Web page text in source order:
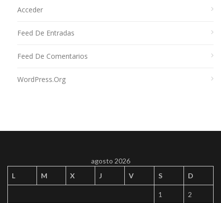
Acceder
Feed De Entradas
Feed De Comentarios
WordPress.org
agosto 2026
L
M X J V S D
1 2